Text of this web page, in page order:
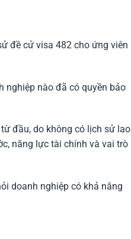
đề cử visa 482 cho ứng viên
nghiệp nào đã có quyền bảo
đầu, do không có lịch sử lao
năng lực tài chính và vai trò
doanh nghiệp có khả năng